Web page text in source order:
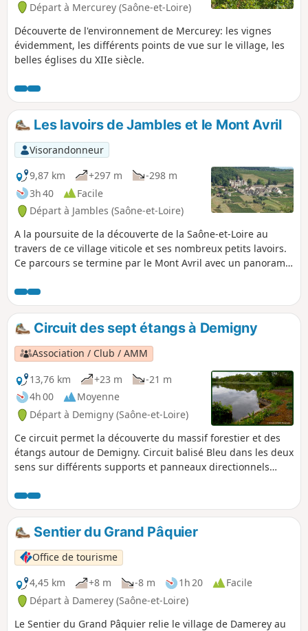
Départ à Mercurey (Saône-et-Loire)
Découverte de l'environnement de Mercurey: les vignes
évidemment, les différents points de vue sur le village, les
belles églises du XIIe siècle.
Les lavoirs de Jambles et le Mont Avril
Visorandonneur
9,87 km
+297 m
-298 m
3h 40
Facile
Départ à Jambles (Saône-et-Loire)
A la poursuite de la découverte de la Saône-et-Loire au
travers de ce village viticole et ses nombreux petits lavoirs.
Ce parcours se termine par le Mont Avril avec un panorama
en automne pour en profiter pleinement.
Circuit des sept étangs à Demigny
Association / Club / AMM
13,76 km
+23 m
-21 m
4h 00
Moyenne
Départ à Demigny (Saône-et-Loire)
Ce circuit permet la découverte du massif forestier et des
étangs autour de Demigny. Circuit balisé Bleu dans les deux
sens sur différents supports et panneaux directionnels
rase campagne. Observation de la faune autour des étangs.
Sentier du Grand Pâquier
Office de tourisme
4,45 km
+8 m -8 m 1h 20
Facile
Départ à Damerey (Saône-et-Loire)
Le Sentier du Grand Pâquier relie le village de Damerey au